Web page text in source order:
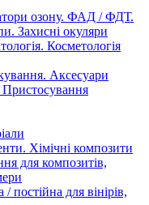
озону. ФАД / ФДТ.
Захисні окуляри
Косметологія
Аксесуари
Пристосування
Хімічні композити
для композитів,
постійна для вінірів,